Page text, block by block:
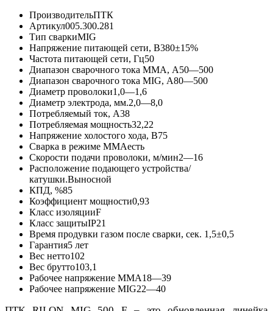
ПроизводительПТК
Артикул005.300.281
Тип сваркиMIG
Напряжение питающей сети, В380±15%
Частота питающей сети, Гц50
Диапазон сварочного тока MMA, А50—500
Диапазон сварочного тока MIG, А80—500
Диаметр проволоки1,0—1,6
Диаметр электрода, мм.2,0—8,0
Потребляемый ток, А38
Потребляемая мощность32,22
Напряжение холостого хода, В75
Сварка в режиме MMAесть
Скорости подачи проволоки, м/мин2—16
Расположение подающего устройства/
катушки.Выносной
КПД, %85
Коэффициент мощности0,93
Класс изоляцииF
Класс защитыIP21
Время продувки газом после сварки, сек. 1,5±0,5
Гарантия5 лет
Вес нетто102
Вес брутто103,1
Рабочее напряжение MMA18—39
Рабочее напряжение MIG22—40